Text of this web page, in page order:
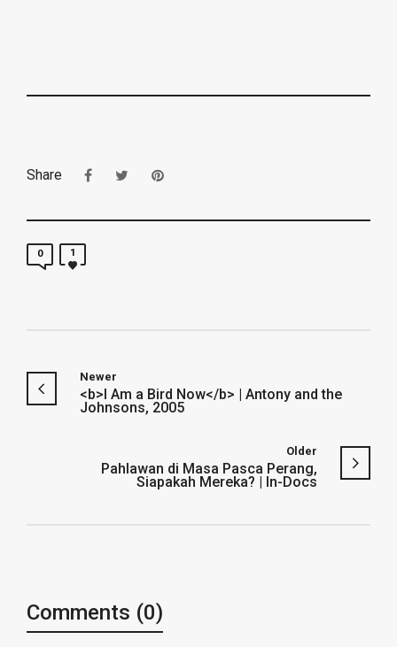
Share
0 1
Newer
<b>I Am a Bird Now</b> | Antony and the
Johnsons, 2005
Older
Pahlawan di Masa Pasca Perang,
Siapakah Mereka? | In-Docs
Comments (0)